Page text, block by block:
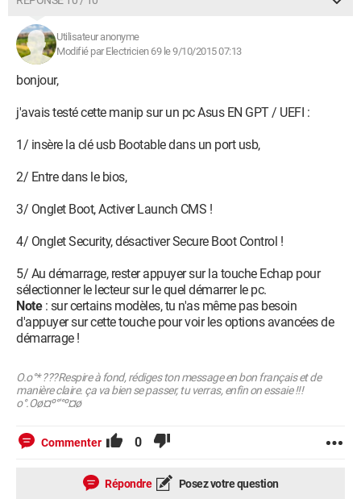
Utilisateur anonyme
Modifié par Electricien 69 le 9/10/2015 07:13
bonjour,
j'avais testé cette manip sur un pc Asus EN GPT / UEFI :
1/ insère la clé usb Bootable dans un port usb,
2/ Entre dans le bios,
3/ Onglet Boot, Activer Launch CMS !
4/ Onglet Security, désactiver Secure Boot Control !
5/ Au démarrage, rester appuyer sur la touche Echap pour
sélectionner le lecteur sur le quel démarrer le pc.
Note: sur certains modèles, tu n'as même pas besoin
d'appuyer sur cette touche pour voir les options avancées de
démarrage !
O.o°* ???Respire à fond, rédiges ton message en bon français et de
manière claire. ça va bien se passer, tu verras, enfin on essaie !!!
o°.Oø¤º°'°º¤ø
Commenter 0
Répondre Posez votre question